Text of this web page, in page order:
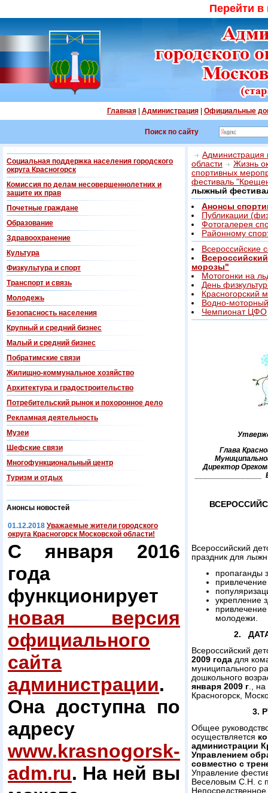
Перейти
Главная| Администрация| Официальные
Поиск по сайту
Социальная поддержка населения городского
округа Красногорск
Комиссия по делам несовершеннолетних и
защите их прав
Почетные граждане
Образование
Здравоохранение
Культура
Физкультура и спорт
Транспорт и связь
Молодежь
Безопасность населения
Крупный и средний бизнес
Малый и средний бизнес
Побратимские связи
Жилищно-коммунальное хозяйство
Архитектура и градостроительство
Потребительский рынок и похоронное дело
Рекламная деятельность
Музеи
Шефские связи
Многофункциональный центр
Туризм и отдых
Анонсы новостей
01.12.2018 Уважаемые жители городского
округа Красногорск Московской области!
С января 2016
года
функционирует
новая версия
официального
сайта
администрации.
Она доступна по
адресу
www.krasnogorsk-
adm.ru. На ней вы
Администрация
области
Жизнь
спортивных
фестиваль
лыжный
Анонсы
Публикации
Фотогалерея
Районному
Всероссийские
морозы"
Мотогонки на
День
Красногорский
Водно-
Чемпионат ЦФО
Глава
Директор
Всероссийский
праздник для
пропаганды
укрепление
молодежи.
2.
Всероссийский
2009 года для
муниципального
дошкольного
января 2009 г .,
Красногорск,
3.
Общее
осуществляется
администрации
Управлением
совместно с
Управление
Веселовым С.Н. с